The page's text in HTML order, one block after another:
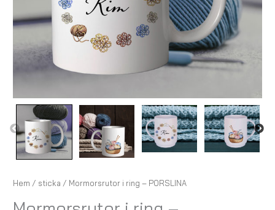
Hem / sticka / Mormorsrutor i ring – PORSLINA